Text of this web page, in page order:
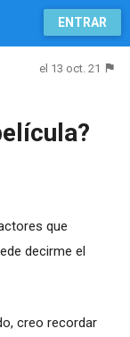
ENTRAR
el 13 oct. 21
que
decirme el
creo recordar